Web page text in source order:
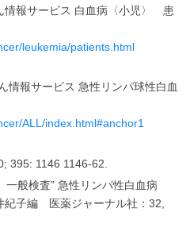
情報サービス 白血病〈小児〉 患
leukemia/patients.html
情報サービス 急性リンパ球性白血
ALL/index.html#anchor1
395: 1146 1146-62.
般検査” 急性リンパ性白血病
紀子編 医薬ジャーナル社：32,